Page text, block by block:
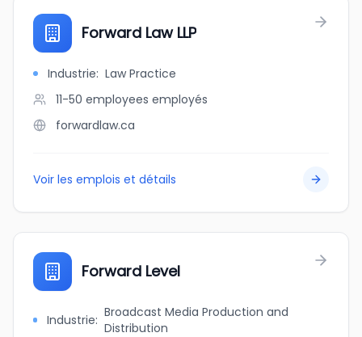
Forward Law LLP
Industrie: Law Practice
11-50 employees employés
forwardlaw.ca
Voir les emplois et détails
Forward Level
Industrie: Broadcast Media Production and
Distribution